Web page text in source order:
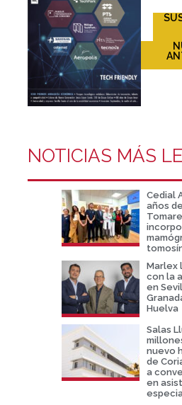
NOTICIAS MÁS
Cedial
años
Marlex
con la
en
Huelva
Salas
nuevo
de
a
en